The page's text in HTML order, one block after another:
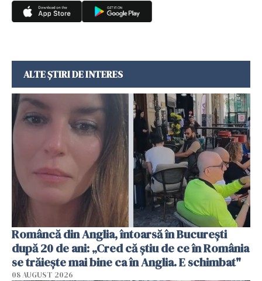
ALTE ȘTIRI DE INTERES
Româncă din Anglia, întoarsă în București
după 20 de ani: „Cred că știu de ce în România
se trăiește mai bine ca în Anglia. E schimbat"
08 AUGUST 2026